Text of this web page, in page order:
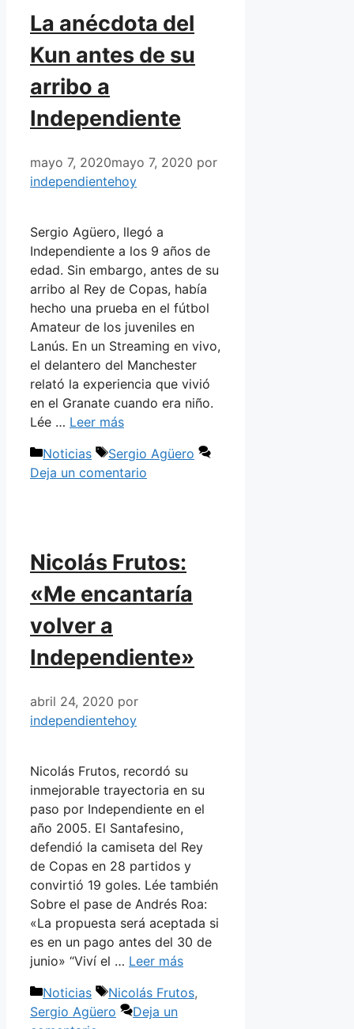
La anécdota del
Kun antes de su
arribo a
Independiente
mayo 7, 2020mayo 7, 2020 por
independientehoy
Sergio Agüero, llegó a
Independiente a los 9 años de
edad. Sin embargo, antes de su
arribo al Rey de Copas, había
hecho una prueba en el fútbol
Amateur de los juveniles en
Lanús. En un Streaming en vivo,
el delantero del Manchester
relató la experiencia que vivió
en el Granate cuando era niño.
Lée … Leer más
Categorías
Noticias Etiquetas
Sergio Agüero
Deja un comentario
Nicolás Frutos:
«Me encantaría
volver a
Independiente»
abril 24, 2020 por
independientehoy
Nicolás Frutos, recordó su
inmejorable trayectoria en su
paso por Independiente en el
año 2005. El Santafesino,
defendió la camiseta del Rey
de Copas en 28 partidos y
convirtió 19 goles. Lée también
Sobre el pase de Andrés Roa:
«La propuesta será aceptada si
es en un pago antes del 30 de
junio» “Viví el … Leer más
Categorías
Noticias Etiquetas
Nicolás Frutos,
Sergio Agüero
Deja un